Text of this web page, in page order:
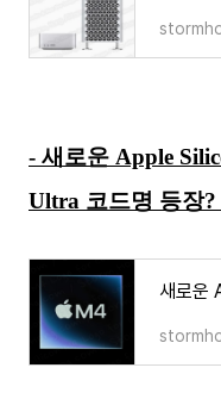
- 새로운 Apple
Ultra 코드명 등장